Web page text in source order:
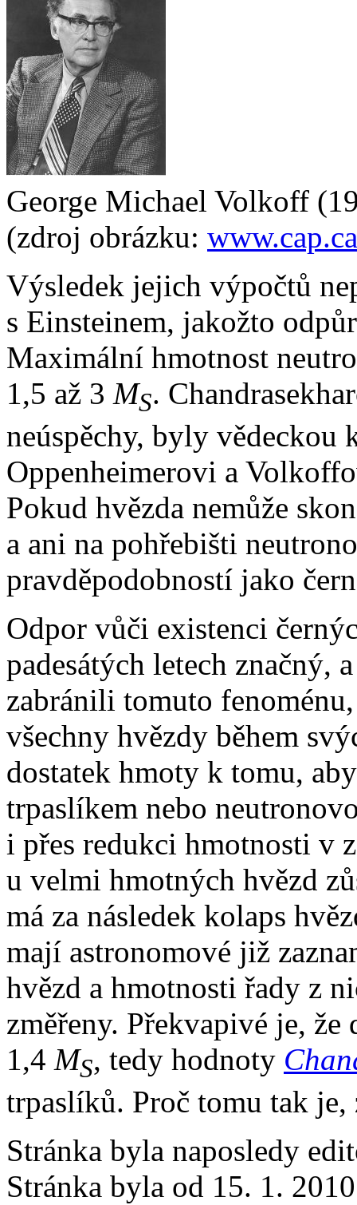
George Michael Volkoff
(zdroj obrázku: www.cap.ca
Výsledek jejich výpočtů
s Einsteinem, jakožto
Maximální hmotnost
1,5 až 3 MS.
neúspěchy, byly vědeckou
Oppenheimerovi a
Pokud hvězda nemůže
a ani na pohřebišti
pravděpodobností jako
Odpor vůči existenci
padesátých letech značný,
zabránili tomuto
všechny hvězdy během
dostatek hmoty k tomu,
trpaslíkem nebo
i přes redukci hmotnosti v
u velmi hmotných hvězd
má za následek kolaps
mají astronomové již
hvězd a hmotnosti řady z
změřeny. Překvapivé je,
1,4 MS, tedy hodnoty
trpaslíků. Proč tomu tak je,
Stránka byla naposledy
Stránka byla od 15. 1.